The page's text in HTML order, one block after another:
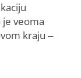
veoma
kraju –